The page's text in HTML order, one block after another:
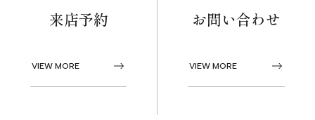
NEWS
来店予約
来店予約
VIEW MORE
お問い合わせ
VIEW MORE